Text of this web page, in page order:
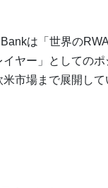
は「世界の
ヤー」としての
市場まで展開して